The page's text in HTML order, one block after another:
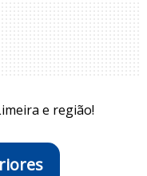
e região!